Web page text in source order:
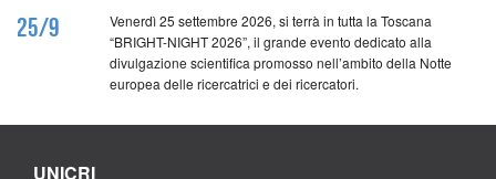
25/9
Venerdì 25 settembre 2026, si terrà in tutta la Toscana
“BRIGHT-NIGHT 2026”, il grande evento dedicato alla
divulgazione scientifica promosso nell’ambito della Notte
europea delle ricercatrici e dei ricercatori.
UNICRI